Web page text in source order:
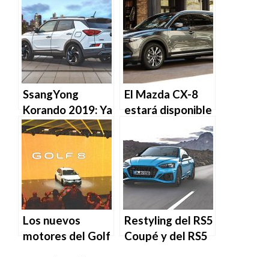
generación del
GT86 y BRZ
renuevan
SsangYong
Korando 2019: Ya
a la venta en
España
El Mazda CX-8
estará disponible
noviembre
Los nuevos
motores del Golf
Restyling del RS5
Coupé y del RS5